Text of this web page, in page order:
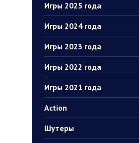
Игры 2025 года
Игры 2024 года
Игры 2023 года
Игры 2022 года
Игры 2021 года
Action
Шутеры